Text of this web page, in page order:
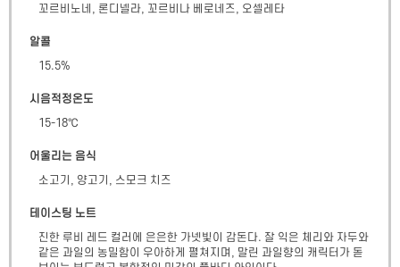
꼬르비노네, 론디넬라, 꼬르비나 베로네즈, 오셀레타
알콜
15.5%
시음적정온도
15-18℃
어울리는 음식
소고기, 양고기, 스모크 치즈
테이스팅 노트
진한 루비 레드 컬러에 은은한 가넷빛이 감돈다. 잘 익은 체리와 자두와
같은 과일의 농밀함이 우아하게 펼쳐지며, 말린 과일향의 캐릭터가 돋